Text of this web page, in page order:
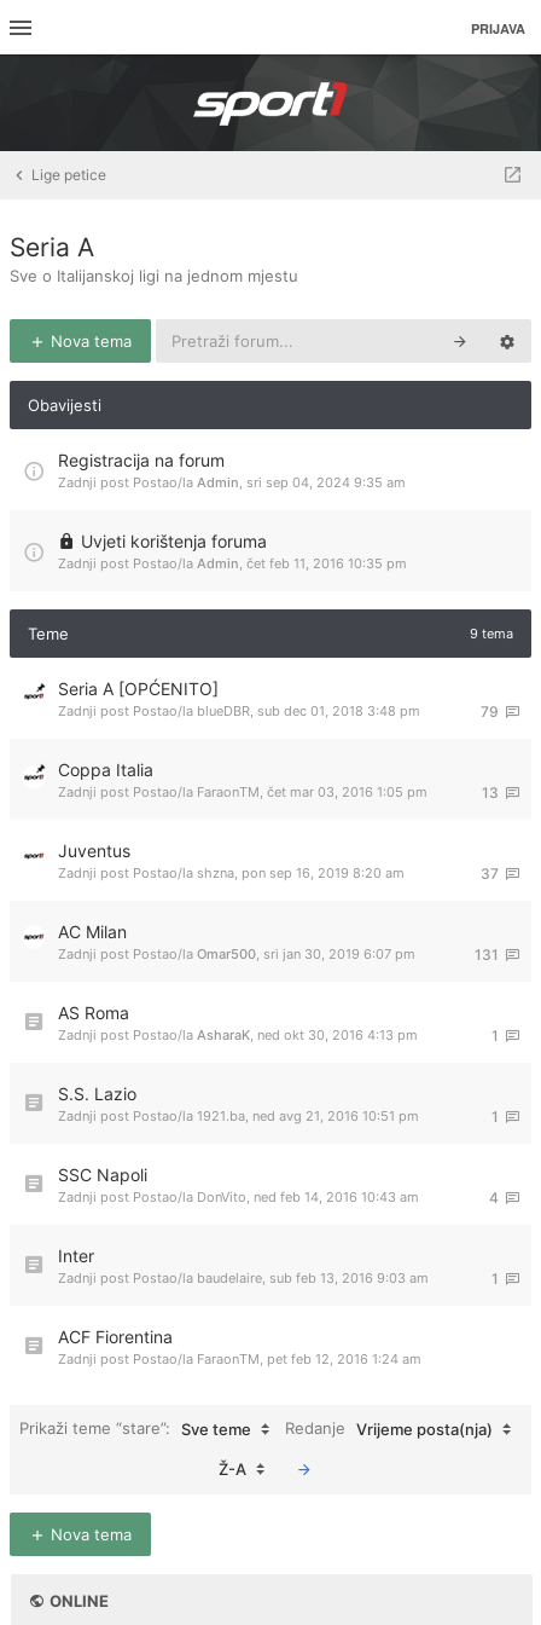
PRIJAVA
Lige petice
Seria A
Sve o Italijanskoj ligi na jednom mjestu
Nova tema
Obavijesti
Registracija na forum
Zadnji post Postao/la Admin, sri sep 04, 2024 9:35 am
Uvjeti korištenja foruma
Zadnji post Postao/la Admin, čet feb 11, 2016 10:35 pm
Teme 9 tema
Seria A [OPĆENITO]
79
Zadnji post Postao/la blueDBR, sub dec 01, 2018 3:48 pm
Coppa Italia
13
Zadnji post Postao/la FaraonTM, čet mar 03, 2016 1:05 pm
Juventus
37
Zadnji post Postao/la shzna, pon sep 16, 2019 8:20 am
AC Milan
131
Zadnji post Postao/la Omar500, sri jan 30, 2019 6:07 pm
AS Roma
1
Zadnji post Postao/la AsharaK, ned okt 30, 2016 4:13 pm
S.S. Lazio
1
Zadnji post Postao/la 1921.ba, ned avg 21, 2016 10:51 pm
SSC Napoli
4
Zadnji post Postao/la DonVito, ned feb 14, 2016 10:43 am
Inter
1
Zadnji post Postao/la baudelaire, sub feb 13, 2016 9:03 am
ACF Fiorentina
Zadnji post Postao/la FaraonTM, pet feb 12, 2016 1:24 am
Prikaži teme “stare”: Sve teme Redanje Vrijeme posta(nja)
Ž-A
Nova tema
ONLINE